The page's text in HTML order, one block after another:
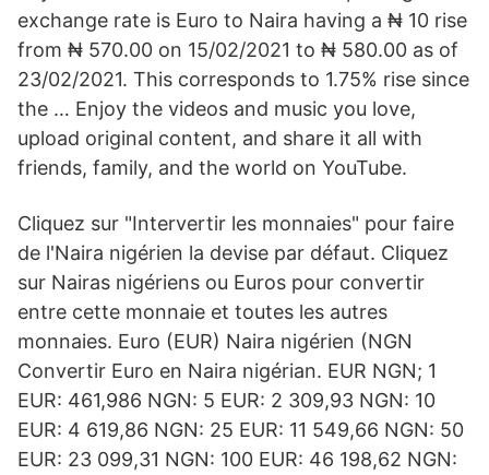
exchange rate is Euro to Naira having a ₦ 10 rise
from ₦ 570.00 on 15/02/2021 to ₦ 580.00 as of
23/02/2021. This corresponds to 1.75% rise since
the … Enjoy the videos and music you love,
upload original content, and share it all with
friends, family, and the world on YouTube.
Cliquez sur "Intervertir les monnaies" pour faire
de l'Naira nigérien la devise par défaut. Cliquez
sur Nairas nigériens ou Euros pour convertir
entre cette monnaie et toutes les autres
monnaies. Euro (EUR) Naira nigérien (NGN
Convertir Euro en Naira nigérian. EUR NGN; 1
EUR: 461,986 NGN: 5 EUR: 2 309,93 NGN: 10
EUR: 4 619,86 NGN: 25 EUR: 11 549,66 NGN: 50
EUR: 23 099,31 NGN: 100 EUR: 46 198,62 NGN: